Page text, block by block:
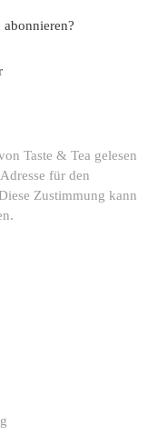
Taste & Tea gelesen
für den
Zustimmung kann